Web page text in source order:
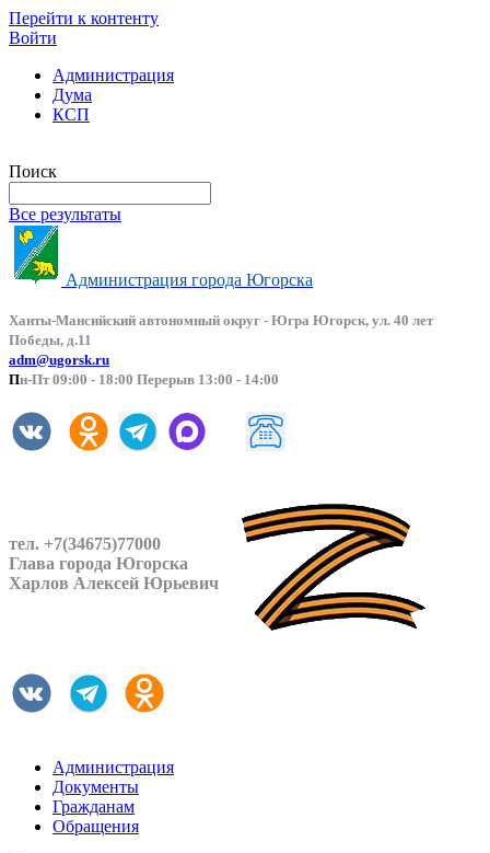
Перейти к контенту
Войти
Администрация
Дума
КСП
Поиск
Все результаты
Администрация города Югорска
Ханты-Мансийский автономный округ - Югра Югорск, ул. 40 лет
Победы, д.11
adm@ugorsk.ru
Пн-Пт 09:00 - 18:00 Перерыв 13:00 - 14:00
тел. +7(34675)77000
Глава города Югорска
Харлов Алексей Юрьевич
Администрация
Документы
Гражданам
Обращения